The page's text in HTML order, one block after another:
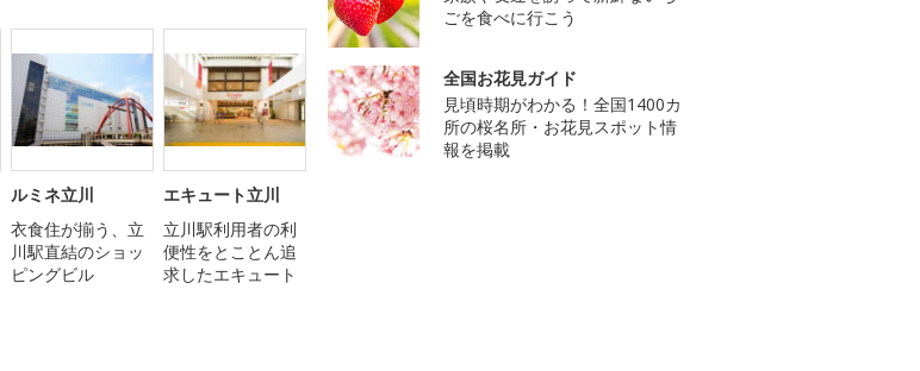
ルミネ立川
衣食住が揃う、立
川駅直結のショッ
ピングビル
エキュート立川
立川駅利用者の利
便性をとことん追
求したエキュート
ごを食べに行こう
全国お花見ガイド
見頃時期がわかる！全国1400カ
所の桜名所・お花見スポット情
報を掲載